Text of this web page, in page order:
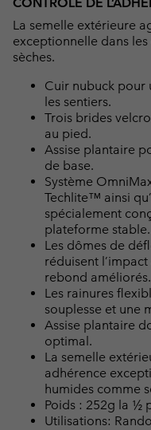
CONTRÔLE DE
La semelle extérieure
exceptionnelle dans
sèches.
Cuir nubuck pour
les sentiers.
Trois brides
au pied.
Assise plantaire
de base.
Système
Techlite™ ainsi
spécialement
plateforme stable.
Les dômes de
réduisent
rebond améliorés.
Les rainures
souplesse et une
Assise plantaire
optimal.
La semelle
adhérence
humides comme
Poids : 252g la ½
Utilisations: